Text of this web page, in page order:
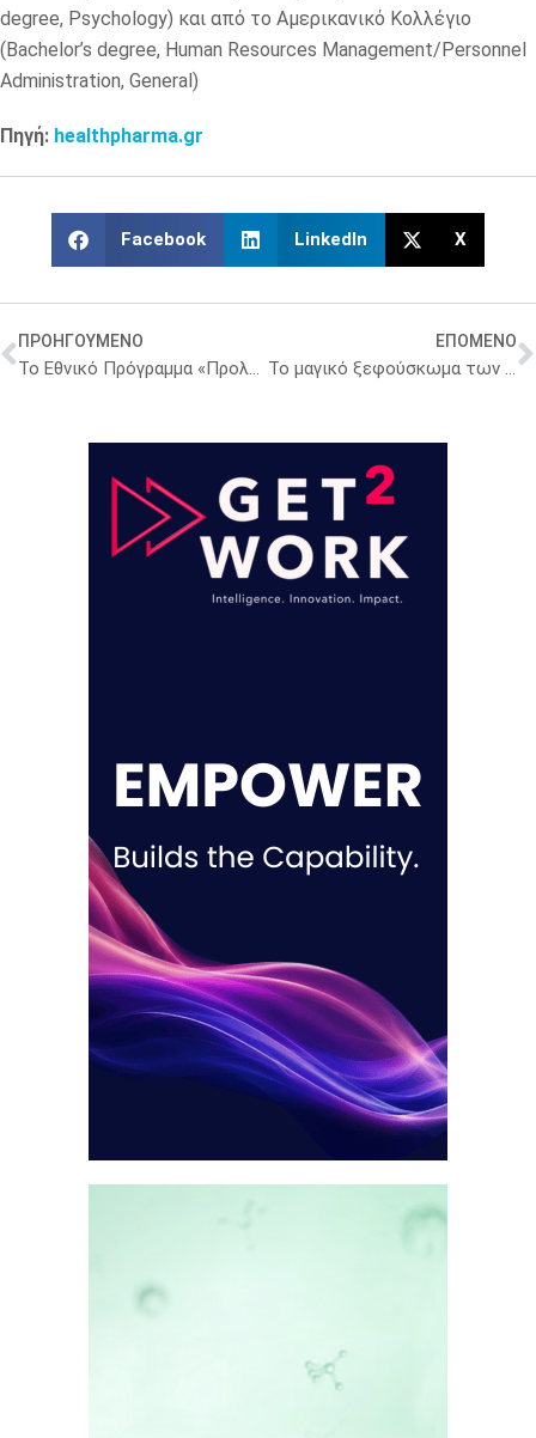
degree, Psychology) και από το Αμερικανικό Κολλέγιο
(Bachelor’s degree, Human Resources Management/Personnel
Administration, General)
Πηγή: healthpharma.gr
Facebook LinkedIn X
ΠΡΟΗΓΟΥΜΕΝΟ
Το Εθνικό Πρόγραμμα «Προλαμβάνω» για τα καρδιαγγειακά παρουσίασε ο Πρύτανης του ΕΚΠΑ, Γεράσιμος Σιάσος
ΕΠΟΜΕΝΟ
Το μαγικό ξεφούσκωμα των οφειλών των νοσοκομείων